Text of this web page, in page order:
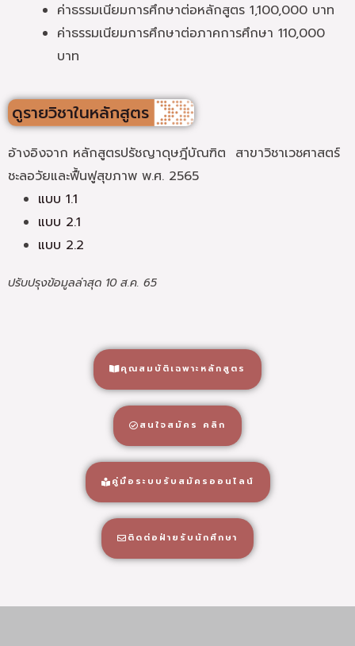
ค่าธรรมเนียมการศึกษาต่อหลักสูตร 1,100,000 บาท
ค่าธรรมเนียมการศึกษาต่อภาคการศึกษา 110,000
บาท
ดูรายวิชาในหลักสูตร
อ้างอิงจาก หลักสูตรปรัชญาดุษฎีบัณฑิต สาขาวิชาเวชศาสตร์
ชะลอวัยและฟื้นฟูสุขภาพ พ.ศ. 2565
แบบ 1.1
แบบ 2.1
แบบ 2.2
ปรับปรุงข้อมูลล่าสุด 10 ส.ค. 65
คุณสมบัติเฉพาะหลักสูตร
สนใจสมัคร คลิก
คู่มือระบบรับสมัครออนไลน์
ติดต่อฝ่ายรับนักศึกษา